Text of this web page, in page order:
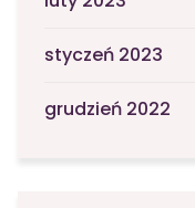
styczeń 2023
grudzień 2022